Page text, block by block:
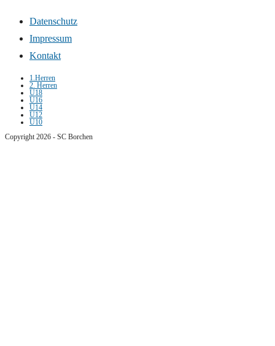
Datenschutz
Impressum
Kontakt
1.Herren
2. Herren
U18
U16
U14
U12
U10
Copyright 2026 - SC Borchen